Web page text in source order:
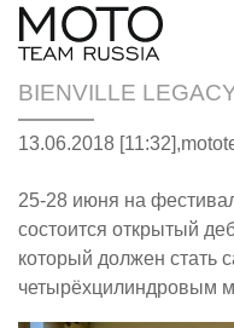
BIENVILLE
13.06.2018 [11:32],
25-28 июня на
состоится открытый
который должен
четырёхцилиндровым